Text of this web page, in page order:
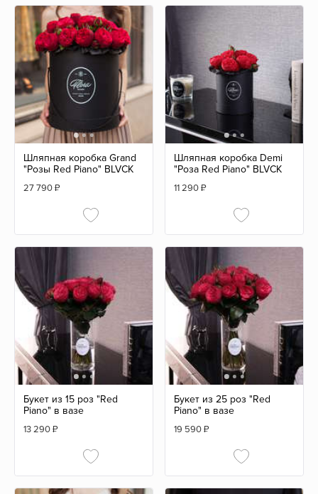
Шляпная коробка Grand
"Розы Red Piano" BLVCK
27 790₽
Шляпная коробка Demi
"Роза Red Piano" BLVCK
11 290₽
Букет из 15 роз "Red
Piano" в вазе
13 290₽
Букет из 25 роз "Red
Piano" в вазе
19 590₽